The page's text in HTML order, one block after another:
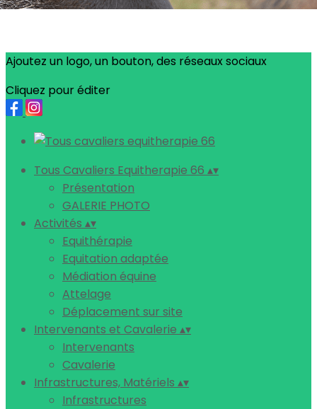
Ajoutez un logo, un bouton, des réseaux sociaux
Cliquez pour éditer
Tous Cavaliers Equitherapie 66 ▴▾
Présentation
GALERIE PHOTO
Activités ▴▾
Equithérapie
Equitation adaptée
Médiation équine
Attelage
Déplacement sur site
Intervenants et Cavalerie ▴▾
Intervenants
Cavalerie
Infrastructures, Matériels ▴▾
Infrastructures